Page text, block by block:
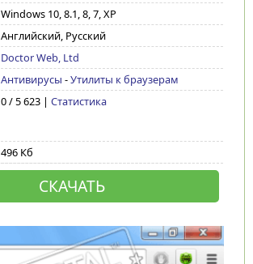
Windows 10, 8.1, 8, 7, XP
Английский, Русский
Doctor Web, Ltd
Антивирусы -Утилиты к браузерам
0 / 5 623 | Статистика
496 Кб
СКАЧАТЬ